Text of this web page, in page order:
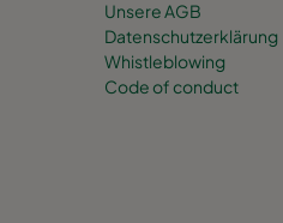
Unsere AGB
Datenschutzerklärung
Whistleblowing
Code of conduct